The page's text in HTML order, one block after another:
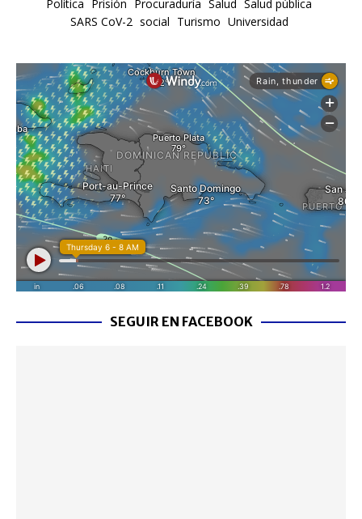
Política Prisión Procuraduría Salud Salud pública
SARS CoV-2 social Turismo Universidad
SEGUIR EN FACEBOOK